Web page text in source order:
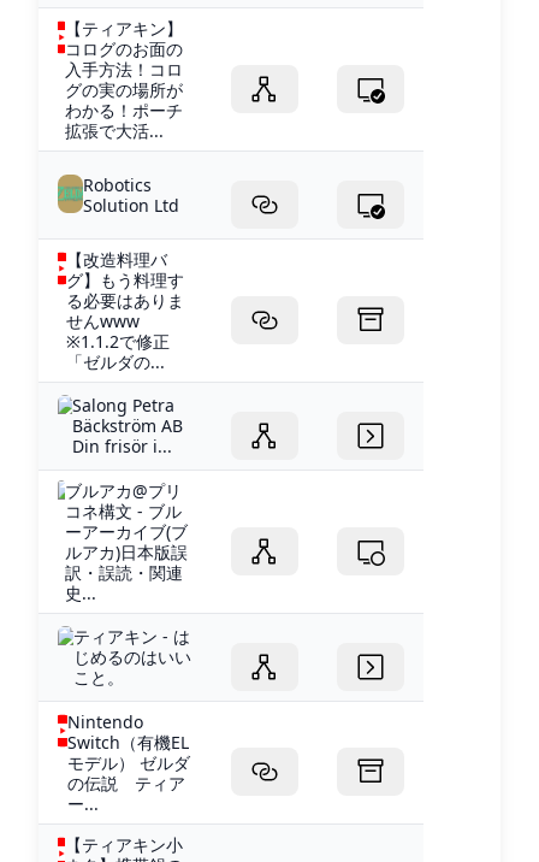
【ティアキン】
コログのお面の
入手方法！コロ
グの実の場所が
わかる！ポーチ
拡張で大活...
Robotics
Solution Ltd
【改造料理バ
グ】もう料理す
る必要はありま
せんwww
※1.1.2で修正
「ゼルダの...
Salong Petra
Bäckström AB
Din frisör i...
ブルアカ@プリ
コネ構文 - ブル
ーアーカイブ(ブ
ルアカ)日本版誤
訳・誤読・関連
史...
ティアキン - は
じめるのはいい
こと。
Nintendo
Switch（有機EL
モデル） ゼルダ
の伝説 ティア
ー...
【ティアキン小